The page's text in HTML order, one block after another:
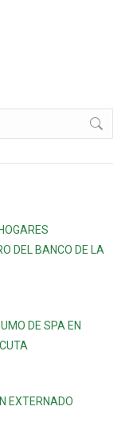
DEL BANCO DE LA
DE SPA EN
EXTERNADO